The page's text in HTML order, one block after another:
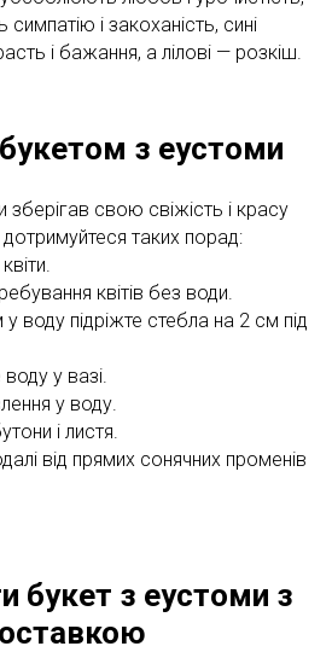
і закоханість, сині
і бажання, а лілові — розкіш.
з еустоми
свою свіжість і красу
таких порад:
квітів без води.
воду підріжте стебла на 2 см під
у вазі.
у воду.
і листя.
від прямих сонячних променів
букет з еустоми з